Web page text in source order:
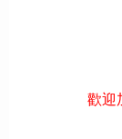
歡迎